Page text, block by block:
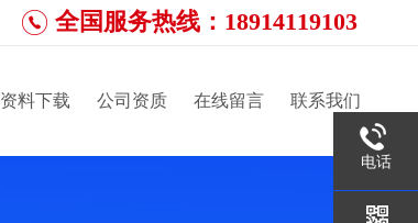
全国服务热线：18914119103
资料下载 公司资质 在线留言 联系我们
电话